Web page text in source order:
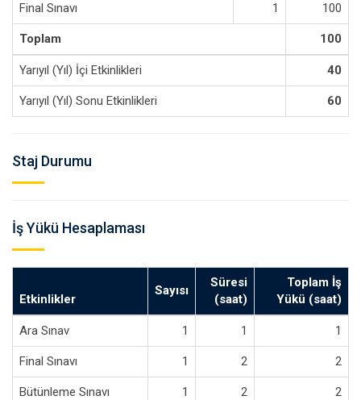
Final Sınavı 1 100
Toplam 100
Yarıyıl (Yıl) İçi Etkinlikleri 40
Yarıyıl (Yıl) Sonu Etkinlikleri 60
Staj Durumu
İş Yükü Hesaplaması
Etkinlikler
Sayısı
Süresi
(saat)
Toplam İş
Yükü (saat)
Ara Sınav 1 1 1
Final Sınavı 1 2 2
Bütünleme Sınavı 1 2 2